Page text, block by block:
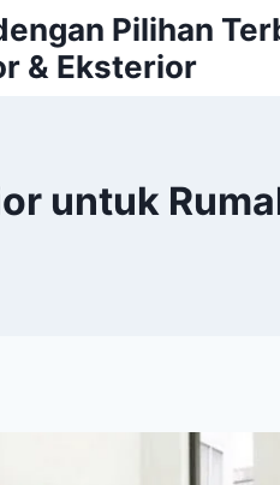
Pilihan
& Eksterior
untuk